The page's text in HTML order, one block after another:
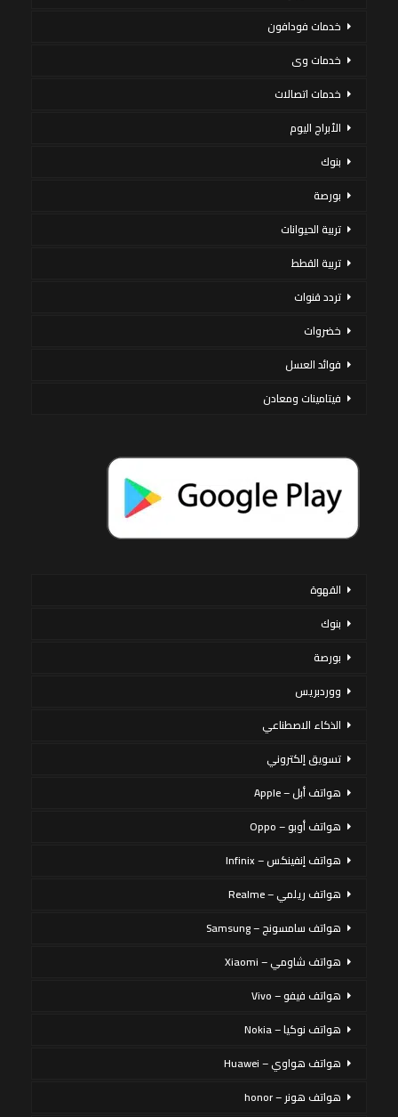
خدمات فودافون
خدمات وى
خدمات اتصالات
الأبراج اليوم
بنوك
بورصة
تربية الحيوانات
تربية القطط
تردد قنوات
خضروات
فوائد العسل
فيتامينات ومعادن
القهوة
بنوك
بورصة
ووردبريس
الذكاء الاصطناعي
تسويق إلكتروني
هواتف أبل – Apple
هواتف أوبو – Oppo
هواتف إنفينكس – Infinix
هواتف ريلمي – Realme
هواتف سامسونج – Samsung
هواتف شاومي – Xiaomi
هواتف فيفو – Vivo
هواتف نوكيا – Nokia
هواتف هواوي – Huawei
هواتف هونر – honor